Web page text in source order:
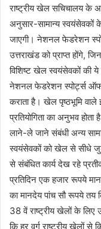
राष्ट्रीय खेल सचिचालय के
अनुसार-सामान्य स्वयंसेवकों
जाएगी। नेशनल फेडरेशन
उत्तराखंड को प्राप्त होंगे,
विशिष्ट खेल स्वयंसेवकों की ये
नेशनल फेडरेशन स्पोर्ट्स ऑफ
कराता है। खेल पृष्ठभूमि वाले
प्रतियोगिता का अनुभव होता
लाने-ले जाने संबंधी अन्य
स्वयंसेवकों को खेल से सीधे
से संबंधित कार्य देख रहे
प्रतिदिन एक हजार रूपये
का मानदेय पांच सौ रूपये तय
38 वें राष्ट्रीय खेलों के लिए
कि हर वर्ग राष्ट्रीय खेलों